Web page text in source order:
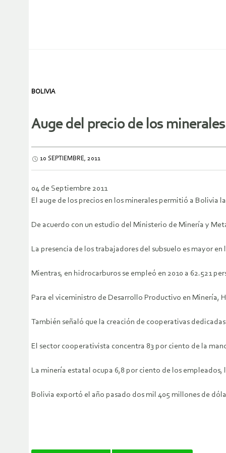
BOLIVIA
Auge del precio de los
10 SEPTIEMBRE, 2011
04 de Septiembre 2011
El auge de los precios en los minerales permitió a Bolivia
De acuerdo con un estudio del Ministerio de Minería y
La presencia de los trabajadores del subsuelo es mayor
Mientras, en hidrocarburos se empleó en 2010 a 62.521
Para el viceministro de Desarrollo Productivo en Minería,
También señaló que la creación de cooperativas
El sector cooperativista concentra 83 por ciento de la
La minería estatal ocupa 6,8 por ciento de los empleados,
Bolivia exportó el año pasado dos mil 405 millones de